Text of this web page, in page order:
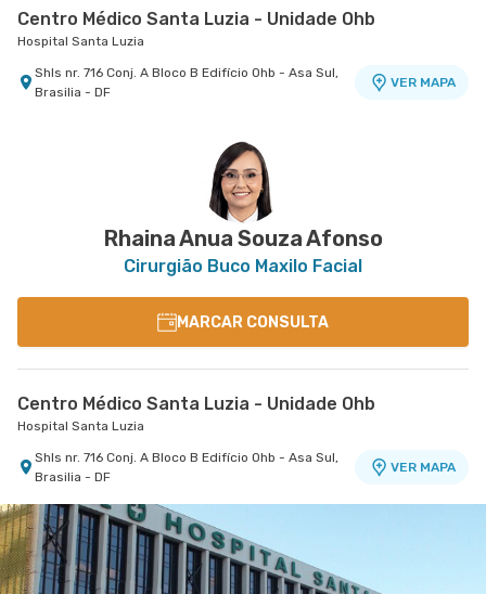
Centro Médico Santa Luzia - Unidade Ohb
Hospital Santa Luzia
Shls nr. 716 Conj. A Bloco B Edifício Ohb - Asa Sul,
Brasilia - DF
VER MAPA
Rhaina Anua Souza Afonso
Cirurgião Buco Maxilo Facial
MARCAR CONSULTA
Centro Médico Santa Luzia - Unidade Ohb
Hospital Santa Luzia
Shls nr. 716 Conj. A Bloco B Edifício Ohb - Asa Sul,
Brasilia - DF
VER MAPA